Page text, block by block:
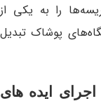
را به یکی از
پوشاک تبدیل
ایده های